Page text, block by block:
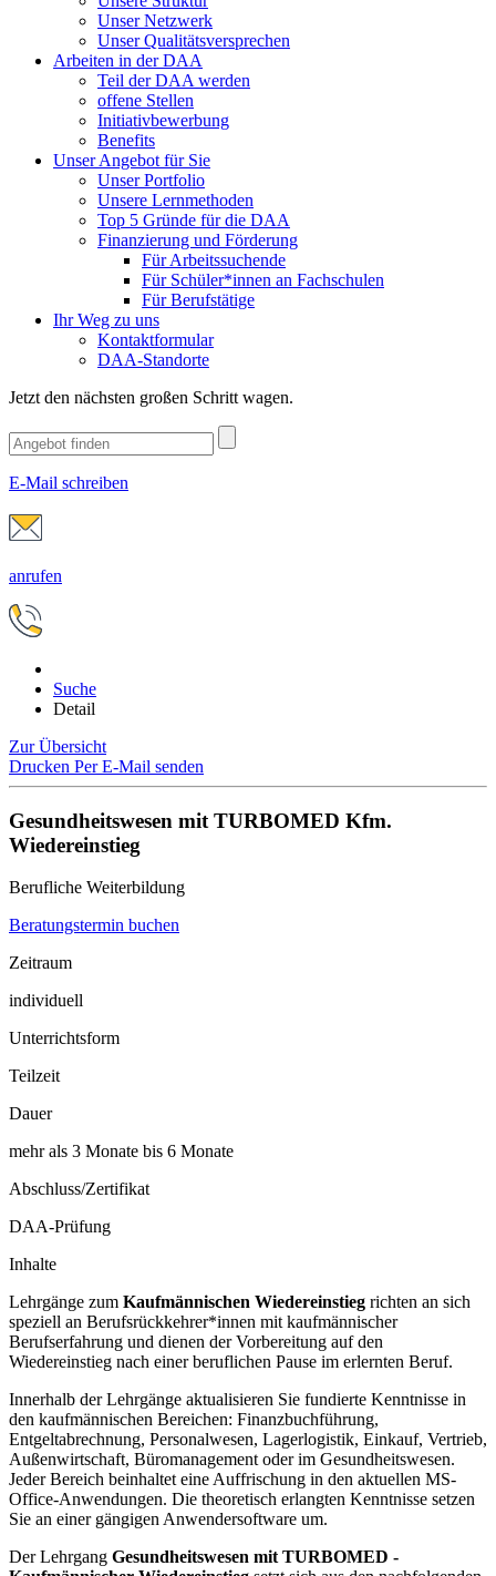
Unser Netzwerk
Unser Qualitätsversprechen
Arbeiten in der DAA
Teil der DAA werden
offene Stellen
Initiativbewerbung
Benefits
Unser Angebot für Sie
Unser Portfolio
Unsere Lernmethoden
Top 5 Gründe für die DAA
Finanzierung und Förderung
Für Arbeitssuchende
Für Schüler*innen an Fachschulen
Für Berufstätige
Ihr Weg zu uns
Kontaktformular
DAA-Standorte
Jetzt den nächsten großen Schritt wagen.
E-Mail schreiben
anrufen
Suche
Detail
Zur Übersicht
Drucken Per E-Mail senden
Gesundheitswesen mit TURBOMED Kfm.
Wiedereinstieg
Berufliche Weiterbildung
Beratungstermin buchen
Zeitraum
individuell
Unterrichtsform
Teilzeit
Dauer
mehr als 3 Monate bis 6 Monate
Abschluss/Zertifikat
DAA-Prüfung
Inhalte
Lehrgänge zum Kaufmännischen Wiedereinstieg richten an sich
speziell an Berufsrückkehrer*innen mit kaufmännischer
Berufserfahrung und dienen der Vorbereitung auf den
Wiedereinstieg nach einer beruflichen Pause im erlernten Beruf.
Innerhalb der Lehrgänge aktualisieren Sie fundierte Kenntnisse in
den kaufmännischen Bereichen: Finanzbuchführung,
Entgeltabrechnung, Personalwesen, Lagerlogistik, Einkauf, Vertrieb,
Außenwirtschaft, Büromanagement oder im Gesundheitswesen.
Jeder Bereich beinhaltet eine Auffrischung in den aktuellen MS-
Office-Anwendungen. Die theoretisch erlangten Kenntnisse setzen
Sie an einer gängigen Anwendersoftware um.
Der Lehrgang Gesundheitswesen mit TURBOMED -